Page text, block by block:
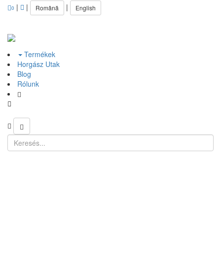
0 | | Română | English
Termékek
Horgász Utak
Blog
Rólunk